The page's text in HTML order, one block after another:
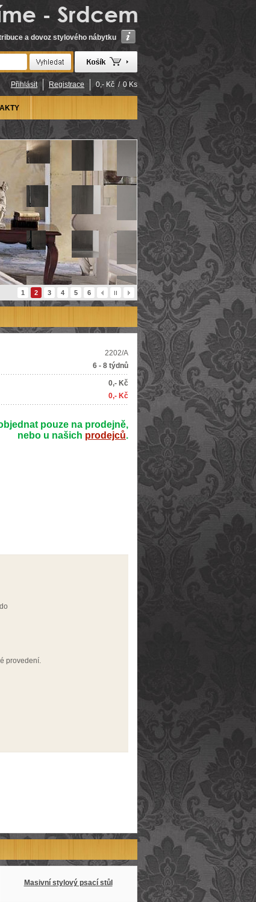
a dovoz stylového nábytku
Přihlásit Registrace 0,- Kč / 0 Ks
1 2 3 4 5 6
2202/A
6 - 8 týdnů
0,- Kč
0,- Kč
pouze na prodejně,
nebo u našich prodejců.
provedení.
Masivní stylový psací stůl